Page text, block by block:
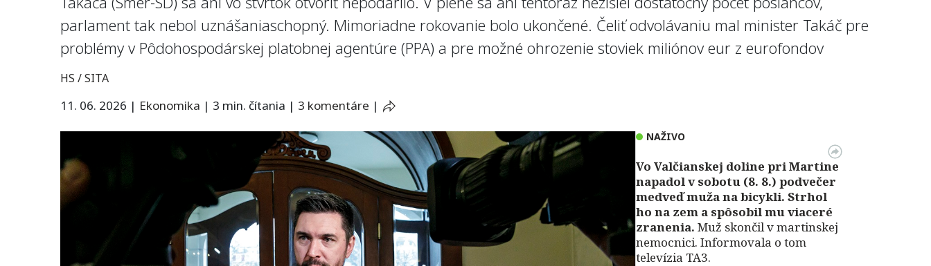
parlament tak nebol uznášaniaschopný. Mimoriadne rokovanie bolo ukončené. Čeliť odvolávaniu mal minister Takáč pre
problémy v Pôdohospodárskej platobnej agentúre (PPA) a pre možné ohrozenie stoviek miliónov eur z eurofondov
HS / SITA
11. 06. 2026 | Ekonomika | 3 min. čítania | 3 komentáre |
NAŽIVO
Vo Valčianskej doline pri Martine
napadol v sobotu (8. 8.) podvečer
medveď muža na bicykli. Strhol
ho na zem a spôsobil mu viaceré
zranenia. Muž skončil v martinskej
nemocnici. Informovala o tom
televízia TA3.